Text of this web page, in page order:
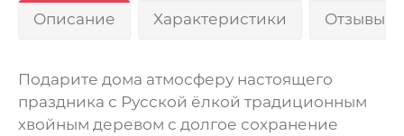
Описание Характеристики Отзывы 0
Подарите дома атмосферу настоящего
праздника с Русской ёлкой традиционным
хвойным деревом с долгое сохранение